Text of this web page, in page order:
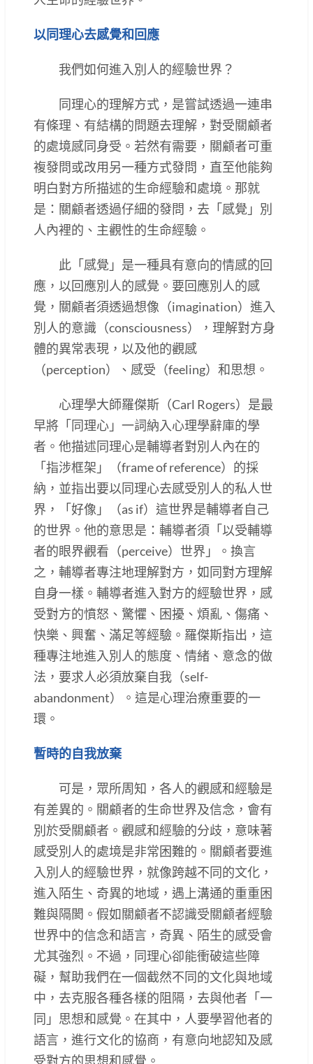
以同理心去感覺和回應
我們如何進入別人的經驗世界？
同理心的理解方式，是嘗試透過一連串
有條理、有結構的問題去理解，對受關顧者
的處境感同身受。若然有需要，關顧者可重
複發問或改用另一種方式發問，直至他能夠
明白對方所描述的生命經驗和處境。那就
是：關顧者透過仔細的發問，去「感覺」別
人內裡的、主觀性的生命經驗。
此「感覺」是一種具有意向的情感的回
應，以回應別人的感覺。要回應別人的感
覺，關顧者須透過想像（imagination）進入
別人的意識（consciousness），理解對方身
體的異常表現，以及他的觀感
（perception）、感受（feeling）和思想。
心理學大師羅傑斯（Carl Rogers）是最
早將「同理心」一詞納入心理學辭庫的學
者。他描述同理心是輔導者對別人內在的
「指涉框架」（frame of reference）的採
納，並指出要以同理心去感受別人的私人世
界，「好像」（as if）這世界是輔導者自己
的世界。他的意思是：輔導者須「以受輔導
者的眼界觀看（perceive）世界」。換言
之，輔導者專注地理解對方，如同對方理解
自身一樣。輔導者進入對方的經驗世界，感
受對方的憤怒、驚懼、困擾、煩亂、傷痛、
快樂、興奮、滿足等經驗。羅傑斯指出，這
種專注地進入別人的態度、情緒、意念的做
法，要求人必須放棄自我（self-
abandonment）。這是心理治療重要的一
環。
暫時的自我放棄
可是，眾所周知，各人的觀感和經驗是
有差異的。關顧者的生命世界及信念，會有
別於受關顧者。觀感和經驗的分歧，意味著
感受別人的處境是非常困難的。關顧者要進
入別人的經驗世界，就像跨越不同的文化，
進入陌生、奇異的地域，遇上溝通的重重困
難與隔閡。假如關顧者不認識受關顧者經驗
世界中的信念和語言，奇異、陌生的感受會
尤其強烈。不過，同理心卻能衝破這些障
礙，幫助我們在一個截然不同的文化與地域
中，去克服各種各樣的阻隔，去與他者「一
同」思想和感覺。在其中，人要學習他者的
語言，進行文化的協商，有意向地認知及感
受對方的思想和感覺。